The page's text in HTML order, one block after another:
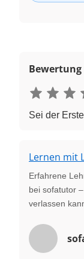
Bewertung
Sei der
Lernen mit
Erfahrene
bei sofatutor
verlassen